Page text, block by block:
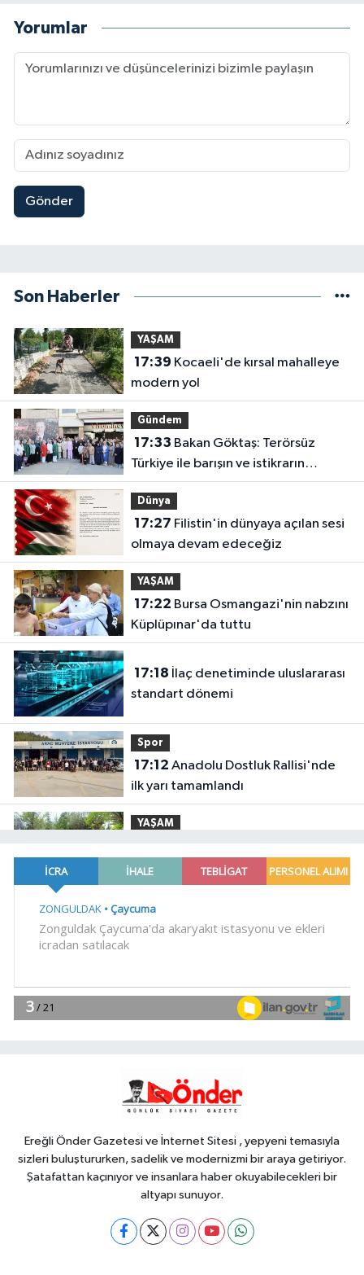
Yorumlar
Gönder
Son Haberler
YAŞAM
17:39
modern yol
Gündem
17:33
Türkiye ile barışın ve istikrarın
güçlendiği gelecek hedefliyoruz
Dünya
17:27
olmaya devam edeceğiz
YAŞAM
17:22
Küplüpınar'da tuttu
17:18
standart dönemi
Spor
17:12
ilk yarı tamamlandı
YAŞAM
oğul kampı Ağustos'ta da sürecek
17:02Cevdet Yılmaz: Mekke Ortak
16:55 EVİNDE ÖLÜ BULUNDU!
Ereğli Önder Gazetesi ve İnternet Sitesi , yepyeni temasıyla
sizleri buluştururken, sadelik ve modernizmi bir araya getiriyor.
Şatafattan kaçınıyor ve insanlara haber okuyabilecekleri bir
altyapı sunuyor.